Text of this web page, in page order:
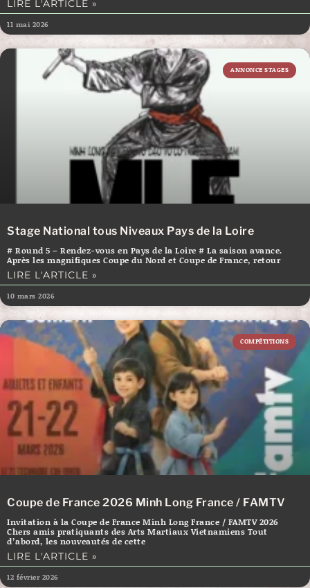
LIRE L'ARTICLE »
11 mai 2026
ANNONCE STAGES
Stage National tous Niveaux Pays de la Loire
# Round 5 – Rendez-vous en Pays de la Loire # La saison avance.
Après les magnifiques Coupe du Nord et Coupe de France, retour
LIRE L'ARTICLE »
10 mars 2026
COMPÉTITIONS
Coupe de France 2026 Minh Long France / FAMTV
Invitation à la Coupe de France Minh Long France / FAMTV 2026
Chers amis pratiquants des Arts Martiaux Vietnamiens Tout
d’abord, les nouveautés de cette
LIRE L'ARTICLE »
12 février 2026